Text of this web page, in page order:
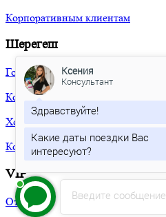
Корпоративным клиентам
Шерегеш
Гостиницы
Коттеджи
Хостелы
Корпоративным клиентам
VIP
Отели
Введите сообщение
Ксения
Консультант
Здравствуйте!
Какие даты поездки Вас
интересуют?